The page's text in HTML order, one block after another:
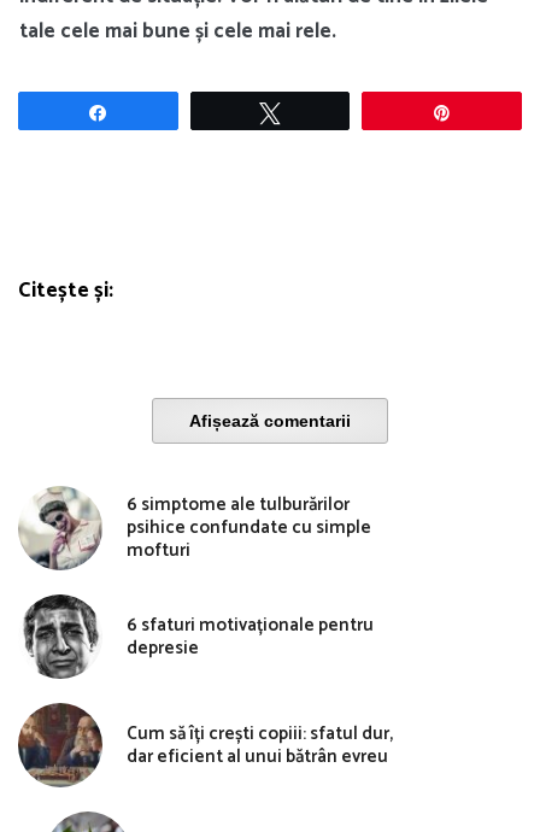
tale cele mai bune și cele mai rele.
Citește și:
Afișează comentarii
6 simptome ale tulburărilor
psihice confundate cu simple
mofturi
6 sfaturi motivaționale pentru
depresie
Cum să îți crești copiii: sfatul dur,
dar eficient al unui bătrân evreu